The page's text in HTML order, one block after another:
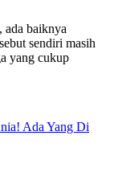
ada baiknya
sendiri masih
yang cukup
Ada Yang Di